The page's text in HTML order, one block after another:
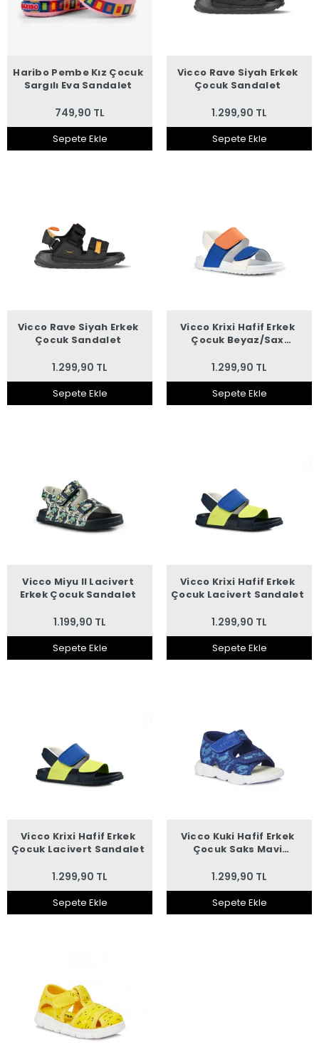
Haribo Pembe Kız Çocuk
Sargılı Eva Sandalet
749,90 TL
Sepete Ekle
Vicco Rave Siyah Erkek
Çocuk Sandalet
1.299,90 TL
Sepete Ekle
Vicco Rave Siyah Erkek
Çocuk Sandalet
1.299,90 TL
Sepete Ekle
Vicco Krixi Hafif Erkek
Çocuk Beyaz/Sax
1.299,90 TL
Sepete Ekle
Vicco Miyu II Lacivert
Erkek Çocuk Sandalet
1.199,90 TL
Sepete Ekle
Vicco Krixi Hafif Erkek
Çocuk Lacivert Sandalet
1.299,90 TL
Sepete Ekle
Vicco Krixi Hafif Erkek
Çocuk Lacivert Sandalet
1.299,90 TL
Sepete Ekle
Vicco Kuki Hafif Erkek
Çocuk Saks Mavi
1.299,90 TL
Sepete Ekle